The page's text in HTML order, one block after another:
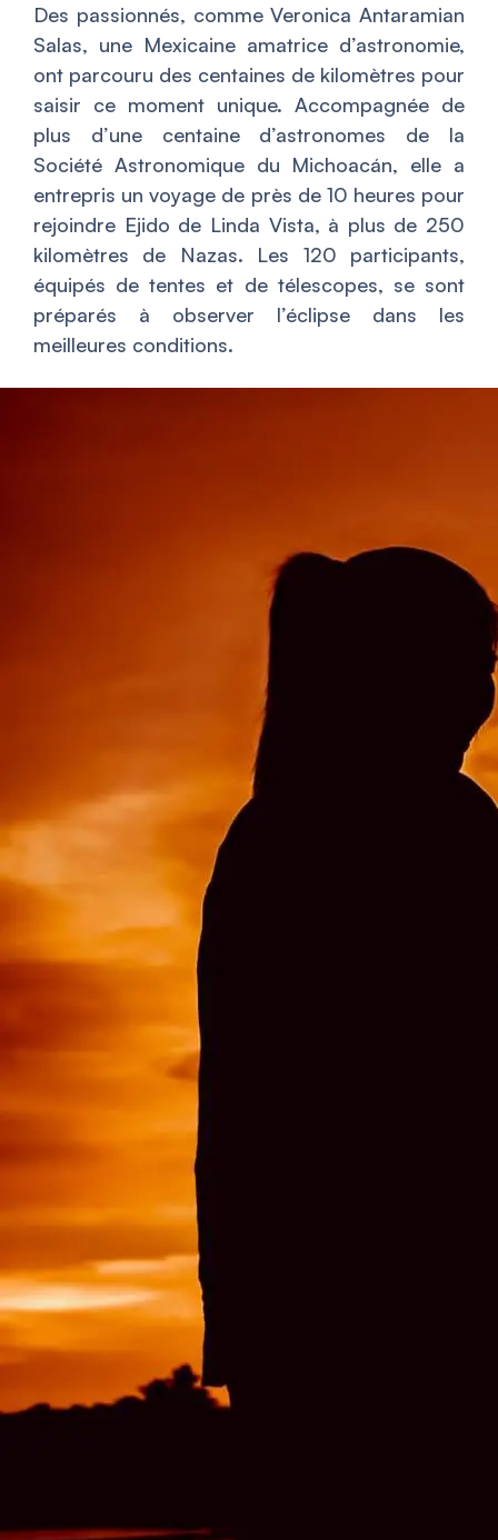
Des passionnés, comme Veronica Antaramian
Salas, une Mexicaine amatrice d’astronomie,
ont parcouru des centaines de kilomètres pour
saisir ce moment unique. Accompagnée de
plus d’une centaine d’astronomes de la
Société Astronomique du Michoacán, elle a
entrepris un voyage de près de 10 heures pour
rejoindre Ejido de Linda Vista, à plus de 250
kilomètres de Nazas. Les 120 participants,
équipés de tentes et de télescopes, se sont
préparés à observer l’éclipse dans les
meilleures conditions.